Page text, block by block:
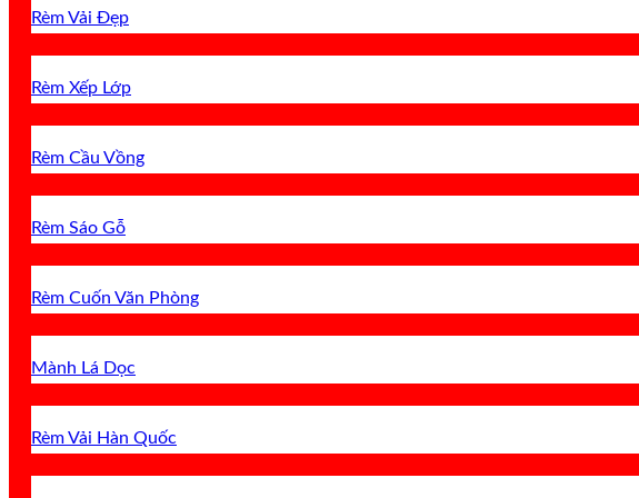
Rèm Vải Đẹp
Rèm Xếp Lớp
Rèm Cầu Vồng
Rèm Sáo Gỗ
Rèm Cuốn Văn Phòng
Mành Lá Dọc
Rèm Vải Hàn Quốc